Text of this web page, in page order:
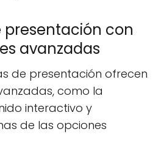
presentación con
avanzadas
de presentación ofrecen
como la
interactivo y
de las opciones